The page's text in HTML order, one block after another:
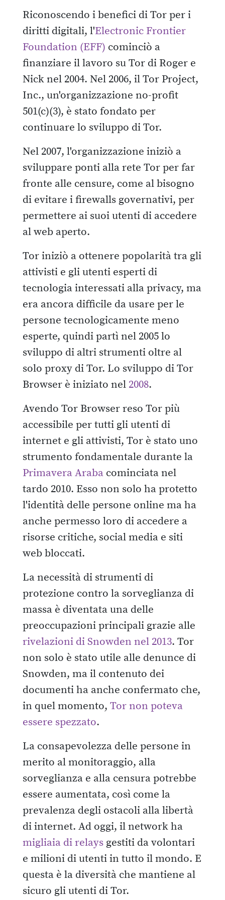
Riconoscendo i benefici di Tor per i
diritti digitali, l'Electronic Frontier
Foundation (EFF) cominciò a
finanziare il lavoro su Tor di Roger e
Nick nel 2004. Nel 2006, il Tor Project,
Inc., un'organizzazione no-profit
501(c)(3), è stato fondato per
continuare lo sviluppo di Tor.
Nel 2007, l'organizzazione iniziò a
sviluppare ponti alla rete Tor per far
fronte alle censure, come al bisogno
di evitare i firewalls governativi, per
permettere ai suoi utenti di accedere
al web aperto.
Tor iniziò a ottenere popolarità tra gli
attivisti e gli utenti esperti di
tecnologia interessati alla privacy, ma
era ancora difficile da usare per le
persone tecnologicamente meno
esperte, quindi partì nel 2005 lo
sviluppo di altri strumenti oltre al
solo proxy di Tor. Lo sviluppo di Tor
Browser è iniziato nel 2008.
Avendo Tor Browser reso Tor più
accessibile per tutti gli utenti di
internet e gli attivisti, Tor è stato uno
strumento fondamentale durante la
Primavera Araba cominciata nel
tardo 2010. Esso non solo ha protetto
l'identità delle persone online ma ha
anche permesso loro di accedere a
risorse critiche, social media e siti
web bloccati.
La necessità di strumenti di
protezione contro la sorveglianza di
massa è diventata una delle
preoccupazioni principali grazie alle
rivelazioni di Snowden nel 2013. Tor
non solo è stato utile alle denunce di
Snowden, ma il contenuto dei
documenti ha anche confermato che,
in quel momento, Tor non poteva
essere spezzato.
La consapevolezza delle persone in
merito al monitoraggio, alla
sorveglianza e alla censura potrebbe
essere aumentata, così come la
prevalenza degli ostacoli alla libertà
di internet. Ad oggi, il network ha
migliaia di relays gestiti da volontari
e milioni di utenti in tutto il mondo. E
questa è la diversità che mantiene al
sicuro gli utenti di Tor.